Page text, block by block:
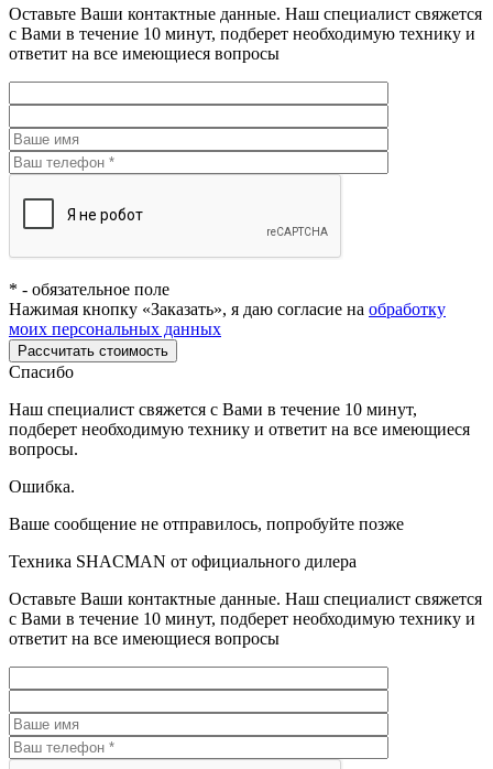
Оставьте Ваши контактные данные. Наш специалист свяжется
с Вами в течение 10 минут, подберет необходимую технику и
ответит на все имеющиеся вопросы
* - обязательное поле
Нажимая кнопку «Заказать», я даю согласие на обработку
моих персональных данных
Рассчитать стоимость
Спасибо
Наш специалист свяжется с Вами в течение 10 минут,
подберет необходимую технику и ответит на все имеющиеся
вопросы.
Ошибка.
Ваше сообщение не отправилось, попробуйте позже
Техника SHACMAN от официального дилера
Оставьте Ваши контактные данные. Наш специалист свяжется
с Вами в течение 10 минут, подберет необходимую технику и
ответит на все имеющиеся вопросы